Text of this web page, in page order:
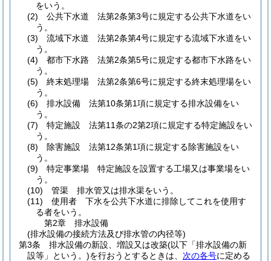
をいう。
(2)
公共下水道 法第2条第3号に規定する公共下水道をい
う。
(3)
流域下水道 法第2条第4号に規定する流域下水道をい
う。
(4)
都市下水路 法第2条第5号に規定する都市下水路をい
う。
(5)
終末処理場 法第2条第6号に規定する終末処理場をい
う。
(6)
排水設備 法第10条第1項に規定する排水設備をい
う。
(7)
特定施設 法第11条の2第2項に規定する特定施設をい
う。
(8)
除害施設 法第12条第1項に規定する除害施設をい
う。
(9)
特定事業場 特定施設を設置する工場又は事業場をい
う。
(10)
管渠 排水管又は排水渠をいう。
(11)
使用者 下水を公共下水道に排除してこれを使用す
る者をいう。
第2章
排水設備
(排水設備の接続方法及び排水管の内径等)
第3条
排水設備の新設、増設又は改築(以下「排水設備の新
設等」という。)を行おうとするときは、 次の各号に定める